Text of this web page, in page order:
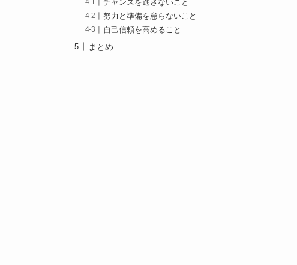
チャンスを逃さないこと
努力と準備を怠らないこと
自己信頼を高めること
まとめ